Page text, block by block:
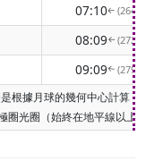
07:10↑(264°
08:09↑(272°
09:09↑(279°
根據月球的幾何中心計算
圈光圈（始終在地平線以